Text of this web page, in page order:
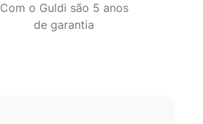
Com o Guldi são 5 anos
de garantia